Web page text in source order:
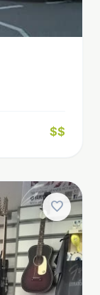
$$
favorite